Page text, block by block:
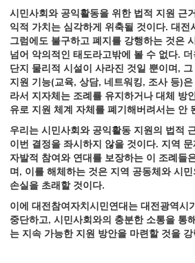
시민사회와 공익활동을 위한 법적 지원 근
익적 가치는 심각하게 위축될 것이다. 대전
그럼에도 불구하고 폐지를 강행하는 것은
넘어 악의적인 태도라고밖에 볼 수 없다.
단지 물리적 시설이 사라진 것일 뿐이며,
지원 기능(교육, 상담, 네트워킹, 조사 등)
라서 지자체는 조례를 유지하거나 대체 방
유로 지원 체계 자체를 폐기해버려서는 안
우리는 시민사회와 공익활동 지원의 법적
이번 결정을 좌시하지 않을 것이다. 지역
자발적 참여와 연대를 보장하는 이 조례들
며, 이를 해체하는 것은 지역 공동체와 시
손실을 초래할 것이다.
이에 대전참여자치시민연대는 대전광역시
중단하고, 시민사회와의 충분한 소통을 통
는 지속 가능한 지원 방안을 마련할 것을